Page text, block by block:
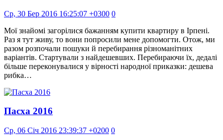
Ср, 30 Бер 2016 16:25:07 +0300 0
Мої знайомі загорілися бажанням купити квартиру в Ірпені.
Раз я тут живу, то вони попросили мене допомогти. Отож, ми
разом розпочали пошуки й перебирання різноманітних
варіантів. Стартували з найдешевших. Перебираючи їх, дедалі
більше переконувалися у вірності народної приказки: дешева
рибка…
Пасха 2016
Ср, 06 Січ 2016 23:39:37 +0200 0